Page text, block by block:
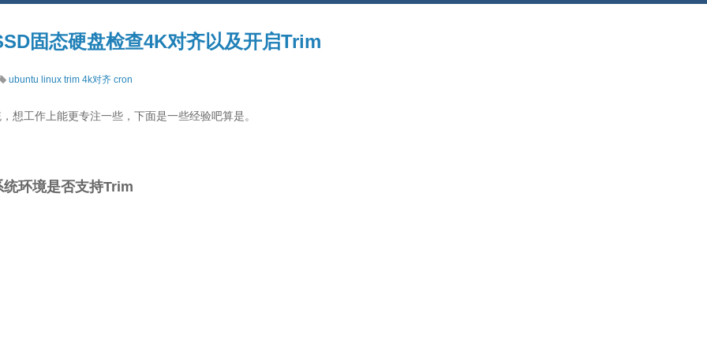
固态硬盘检查4K对齐以及开启Trim
ubuntu linux trim 4k对齐 cron
工作上能更专注一些，下面是一些经验吧算是。
环境是否支持Trim